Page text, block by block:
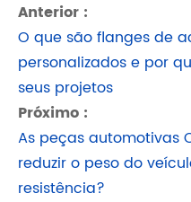
Anterior :
O que são flanges de
personalizados e por
seus projetos
Próximo :
As peças automotivas
reduzir o peso do
resistência?